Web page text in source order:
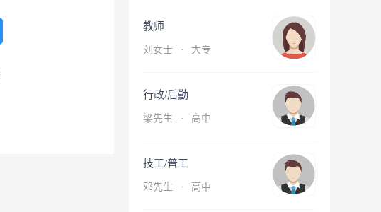
教师
刘女士 · 大专
行政/后勤
梁先生 · 高中
技工/普工
邓先生 · 高中